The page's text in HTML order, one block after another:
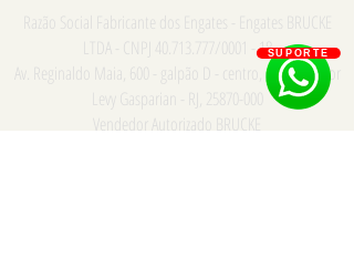
Razão Social Fabricante dos Engates - Engates BRUCKE
LTDA - CNPJ
/0001 - 18
Av. Reginaldo Maia, 600 - galpão D - centro, Comendador
Levy Gasparian - RJ,
Vendedor Autorizado BRUCKE
SUPORTE